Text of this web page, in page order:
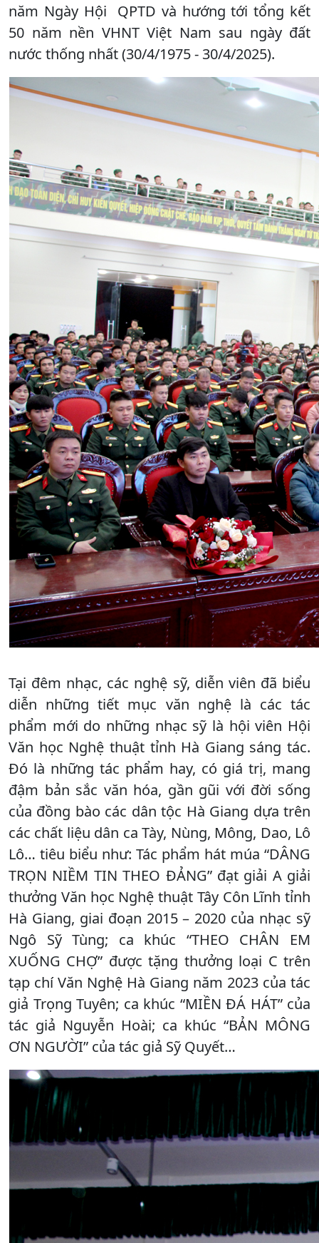
năm Ngày Hội QPTD và hướng tới tổng kết
50 năm nền VHNT Việt Nam sau ngày đất
nước thống nhất (30/4/1975 - 30/4/2025).
Tại đêm nhạc, các nghệ sỹ, diễn viên đã biểu
diễn những tiết mục văn nghệ là các tác
phẩm mới do những nhạc sỹ là hội viên Hội
Văn học Nghệ thuật tỉnh Hà Giang sáng tác.
Đó là những tác phẩm hay, có giá trị, mang
đậm bản sắc văn hóa, gần gũi với đời sống
của đồng bào các dân tộc Hà Giang dựa trên
các chất liệu dân ca Tày, Nùng, Mông, Dao, Lô
Lô… tiêu biểu như: Tác phẩm hát múa “DÂNG
TRỌN NIỀM TIN THEO ĐẢNG” đạt giải A giải
thưởng Văn học Nghệ thuật Tây Côn Lĩnh tỉnh
Hà Giang, giai đoạn 2015 – 2020 của nhạc sỹ
Ngô Sỹ Tùng; ca khúc “THEO CHÂN EM
XUỐNG CHỢ” được tặng thưởng loại C trên
tạp chí Văn Nghệ Hà Giang năm 2023 của tác
giả Trọng Tuyên; ca khúc “MIỀN ĐÁ HÁT” của
tác giả Nguyễn Hoài; ca khúc “BẢN MÔNG
ƠN NGƯỜI” của tác giả Sỹ Quyết…